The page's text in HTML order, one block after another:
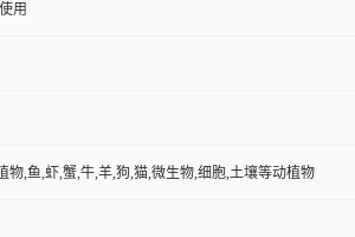
用
物,鱼,虾,蟹,牛,羊,狗,猫,微生物,细胞,土壤等动植物